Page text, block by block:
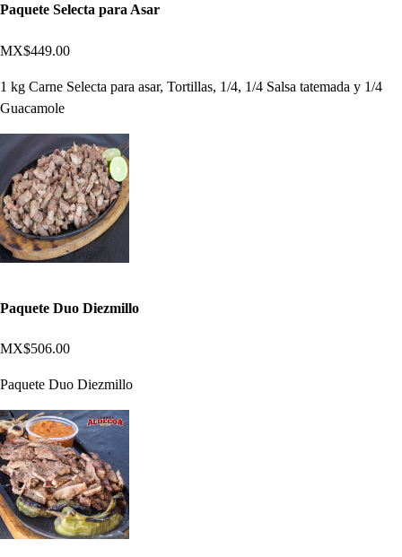
Paquete Selecta para Asar
MX$449.00
1 kg Carne Selecta para asar, Tortillas, 1/4, 1/4 Salsa tatemada y 1/4
Guacamole
Paquete Duo Diezmillo
MX$506.00
Paquete Duo Diezmillo